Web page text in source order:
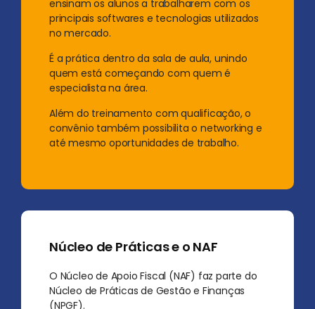
ensinam os alunos a trabalharem com os
principais softwares e tecnologias utilizados
no mercado.
É a prática dentro da sala de aula, unindo
quem está começando com quem é
especialista na área.
Além do treinamento com qualificação, o
convênio também possibilita o networking e
até mesmo oportunidades de trabalho.
Núcleo de Práticas e o NAF
O Núcleo de Apoio Fiscal (NAF) faz parte do
Núcleo de Práticas de Gestão e Finanças
(NPGF).